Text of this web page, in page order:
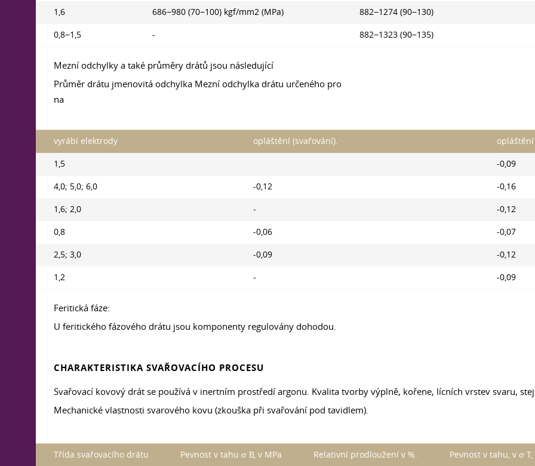
1,6 686−980 (70−100) kgf/mm2 (MPa) 882−1274 (90−130)
0,8−1,5 - 882−1323 (90−135)
Mezní odchylky a také průměry drátů jsou následující
Průměr drátu jmenovitá odchylka Mezní odchylka drátu určeného pro
na
vyrábí elektrody opláštění (svařování).
1,5 -0,09
4,0; 5,0; 6,0 -0,12 -0,16
1,6; 2,0 - -0,12
0,8 -0,06 -0,07
2,5; 3,0 -0,09 -0,12
1,2 - -0,09
Feritická fáze:
U feritického fázového drátu jsou komponenty regulovány dohodou.
CHARAKTERISTIKA SVAŘOVACÍHO PROCESU
Svařovací kovový drát se používá v inertním prostředí argonu. Kvalita tvorby výplně, kořene, lícních vrstev svaru,
Mechanické vlastnosti svarového kovu (zkouška při svařování pod tavidlem).
Třída svařovacího drátu Pevnost v tahu σ B, v MPa Relativní prodloužení v %. Pevnost v tahu, v σ T,